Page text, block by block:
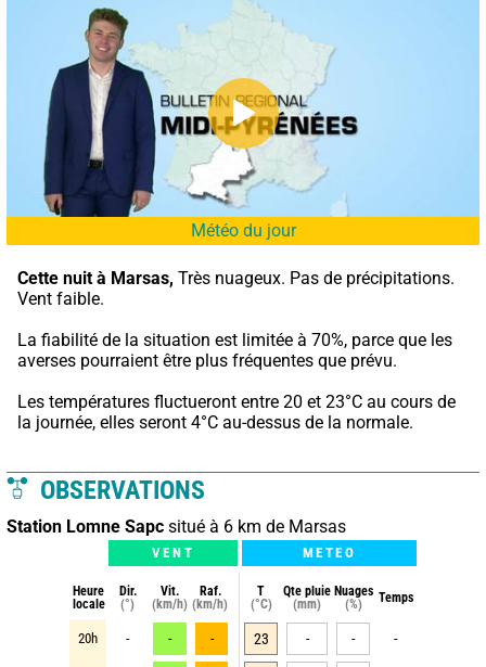
Météo du jour
Cette nuit à Marsas, Très nuageux. Pas de précipitations.
Vent faible.
La fiabilité de la situation est limitée à 70%, parce que les
averses pourraient être plus fréquentes que prévu.
Les températures fluctueront entre 20 et 23°C au cours de
la journée, elles seront 4°C au-dessus de la normale.
OBSERVATIONS
Station Lomne Sapc situé à 6 km de Marsas
VENT METEO
Heure
locale
Dir.
(°)
Vit.
(km/h)
Raf.
(km/h)
T
(°C)
Qte pluie
(mm)
Nuages
(%)
Temps
20h - - - 23 - - -